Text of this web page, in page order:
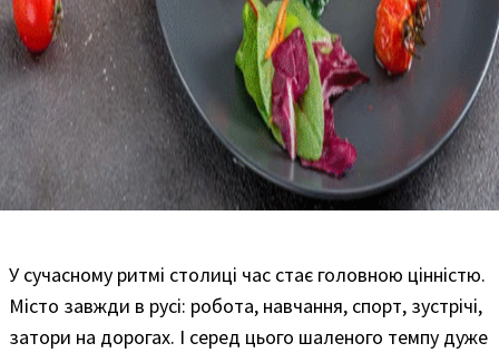
У сучасному ритмі столиці час стає головною цінністю.
Місто завжди в русі: робота, навчання, спорт, зустрічі,
затори на дорогах. І серед цього шаленого темпу дуже